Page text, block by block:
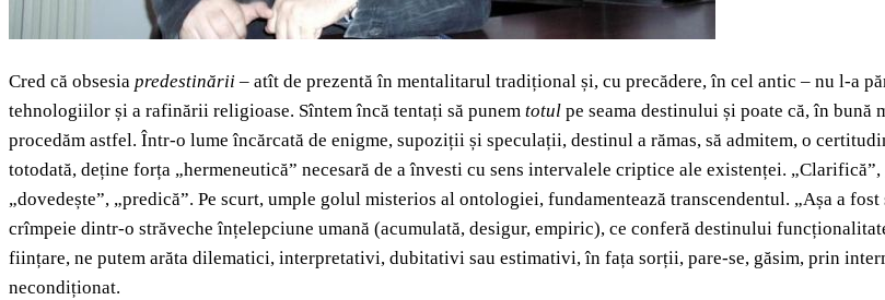
Cred că obsesia predestinării – atît de prezentă în mentalitarul tradițional și, cu precădere, în cel antic – nu l-a
tehnologiilor și a rafinării religioase. Sîntem încă tentați să punem totul pe seama destinului și poate că, în bună
procedăm astfel. Într-o lume încărcată de enigme, supoziții și speculații, destinul a rămas, să admitem, o
totodată, deține forța „hermeneutică” necesară de a învesti cu sens intervalele criptice ale existenței.
„dovedește”, „predică”. Pe scurt, umple golul misterios al ontologiei, fundamentează transcendentul. „Așa a
crîmpeie dintr-o străveche înțelepciune umană (acumulată, desigur, empiric), ce conferă destinului
ființare, ne putem arăta dilematici, interpretativi, dubitativi sau estimativi, în fața sorții, pare-se, găsim, prin
necondiționat.